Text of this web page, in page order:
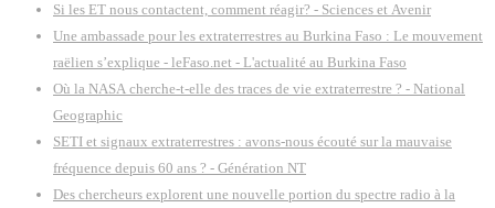
Si les ET nous contactent, comment réagir? - Sciences et Avenir
Une ambassade pour les extraterrestres au Burkina Faso : Le mouvement
raëlien s’explique - leFaso.net - L'actualité au Burkina Faso
Où la NASA cherche-t-elle des traces de vie extraterrestre ? - National
Geographic
SETI et signaux extraterrestres : avons-nous écouté sur la mauvaise
fréquence depuis 60 ans ? - Génération NT
Des chercheurs explorent une nouvelle portion du spectre radio à la